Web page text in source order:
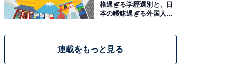
格過ぎる学歴選別と、日
本の曖昧過ぎる外国人政
連載をもっと見る